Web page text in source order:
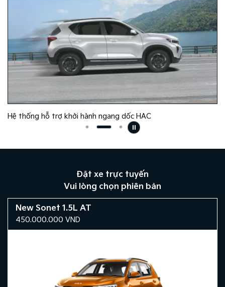
Hệ thống hỗ trợ khởi hành ngang dốc HAC
Đặt xe trực tuyến
Vui lòng chọn phiên bản
New Sonet 1.5L AT
450.000.000 VND